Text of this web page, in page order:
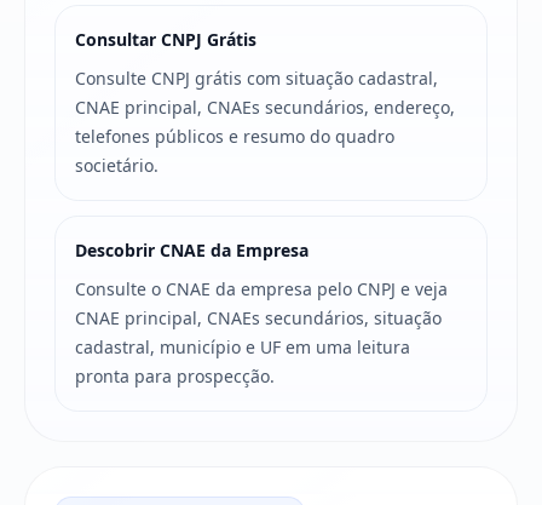
Consultar CNPJ Grátis
Consulte CNPJ grátis com situação cadastral,
CNAE principal, CNAEs secundários, endereço,
telefones públicos e resumo do quadro
societário.
Descobrir CNAE da Empresa
Consulte o CNAE da empresa pelo CNPJ e veja
CNAE principal, CNAEs secundários, situação
cadastral, município e UF em uma leitura
pronta para prospecção.